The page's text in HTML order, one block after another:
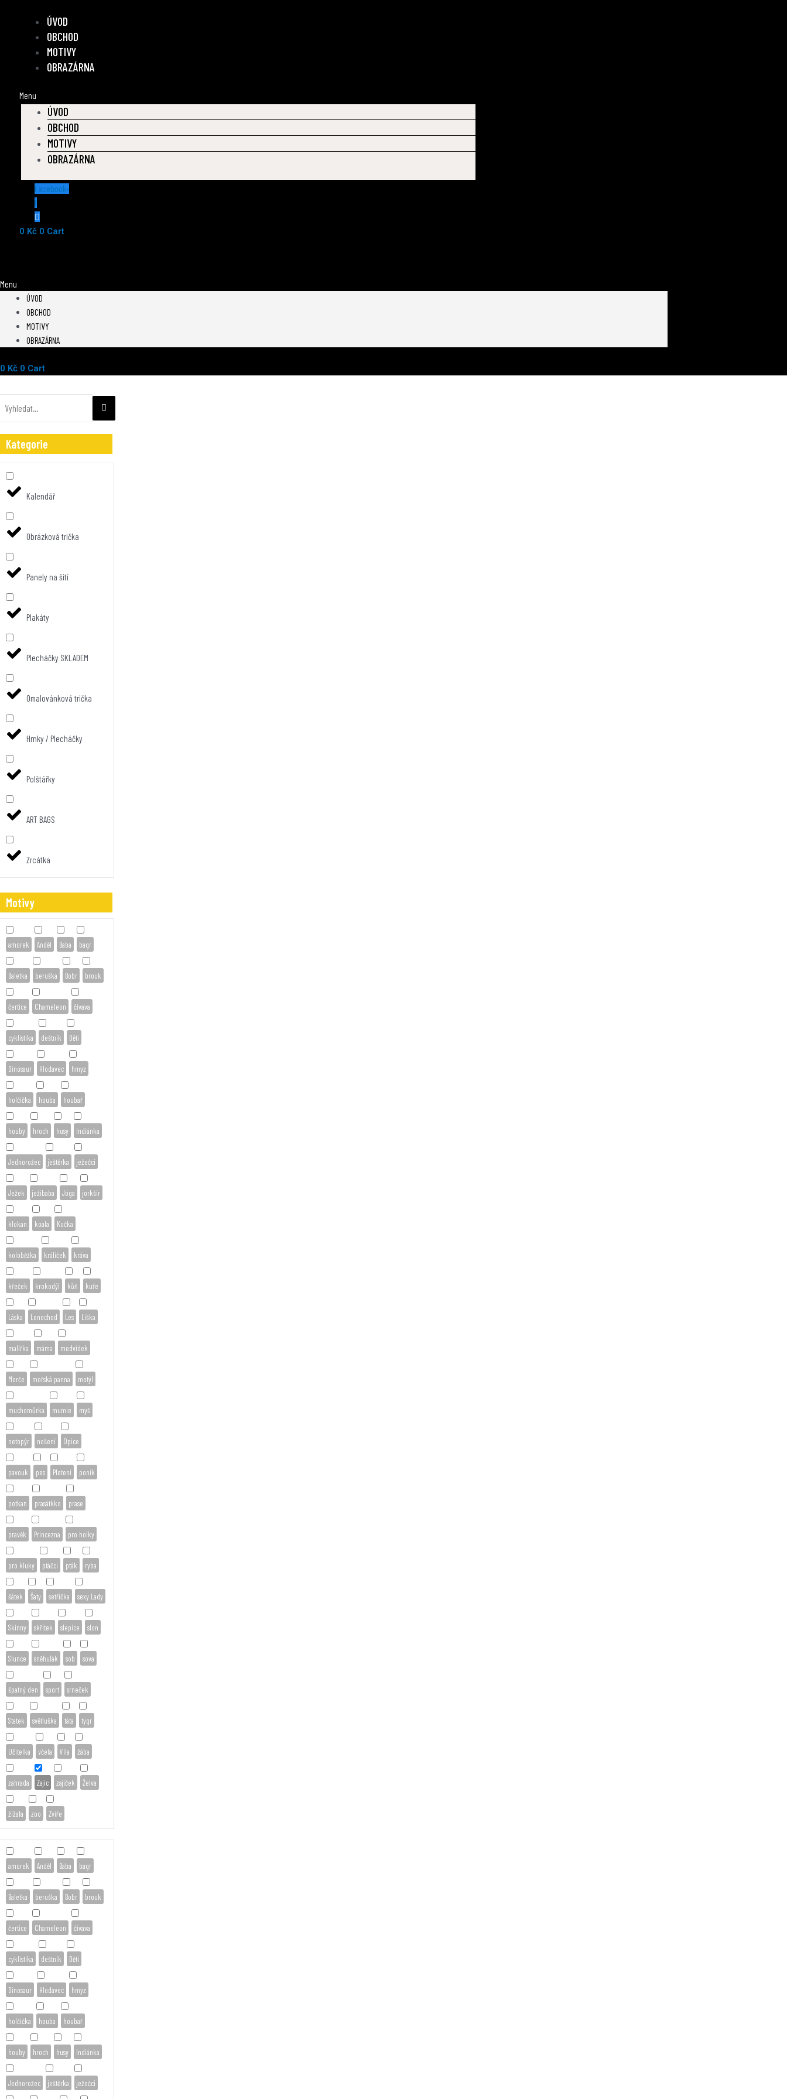
ÚVOD
OBCHOD
MOTIVY
OBRAZÁRNA
Menu
ÚVOD
OBCHOD
MOTIVY
OBRAZÁRNA
Facebook-
f
0 Kč 0 Cart
Menu
ÚVOD
OBCHOD
MOTIVY
OBRAZÁRNA
0 Kč 0 Cart
/ Produkty se štítkem „Zajíc“
Kategorie
Kalendář
Obrázková trička
Panely na šití
Plakáty
Plecháčky SKLADEM
Omalovánková trička
Hrnky / Plecháčky
Polštářky
ART BAGS
Zrcátka
Motivy
amorek Anděl Baba bagr
Baletka beruška Bobr brouk
čertice Chameleon čivava
cyklistika deštník Děti
Dinosaur Hlodavec hmyz
holčička houba houbař
houby hroch husy Indiánka
Jednorožec ještěrka ježečci
Ježek ježibaba Jóga jorkšír
klokan koala Kočka
koloběžka králíček kráva
křeček krokodýl kůň kuře
Láska Lenochod Les Liška
malířka máma medvídek
Morče mořská panna motýl
muchomůrka mumie myš
netopýr nošení Opice
pavouk pes Pletení poník
potkan prasátkko prase
pravěk Princezna pro holky
pro kluky ptáčci pták ryba
šátek Šaty setřička sexy Lady
Skinny skřítek slepice slon
Slunce sněhulák sob sova
špatný den sport srneček
Statek světluška táta tygr
Učitelka včela Víla žába
zahrada Zajíc zajíček Želva
žížala zoo Zvíře
amorek Anděl Baba bagr
Baletka beruška Bobr brouk
čertice Chameleon čivava
cyklistika deštník Děti
Dinosaur Hlodavec hmyz
holčička houba houbař
houby hroch husy Indiánka
Jednorožec ještěrka ježečci